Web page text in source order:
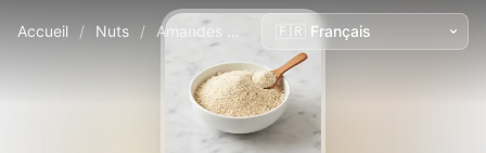
Accueil / Nuts / Amandes finement moulues